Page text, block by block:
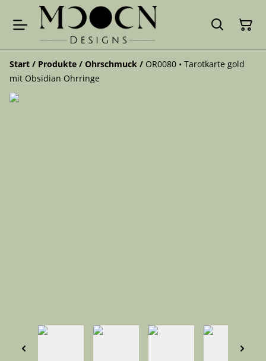
Start / Produkte / Ohrschmuck / OR0080 • Tarotkarte gold
mit Obsidian Ohrringe